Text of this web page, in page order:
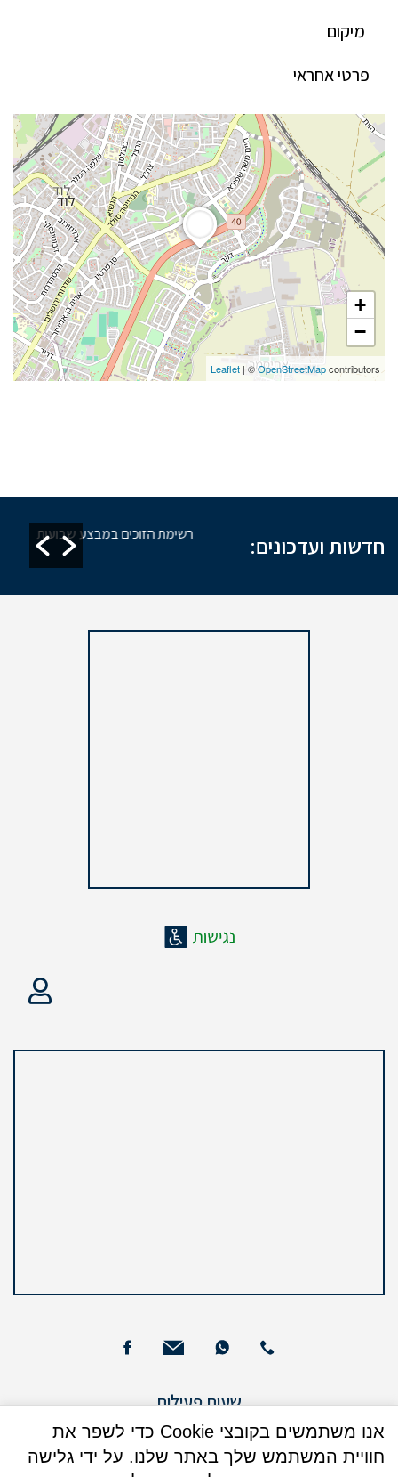
מיקום
פרטי אחראי
+
−
Leaflet | ©OpenStreetMapcontributors
חדשות ועדכונים: רשימת הזוכים במבצע שבועות
שעות פעילות
ימים א – ה : 09:00 - 13:00
ימים א + ג: 16:00 - 17:30 (בנוסף)
אנו משתמשים בקובצי Cookie כדי לשפר את
חוויית המשתמש שלך באתר שלנו. על ידי גלישה